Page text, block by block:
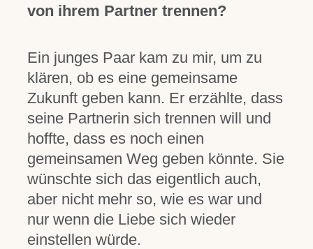
von ihrem Partner trennen?
Ein junges Paar kam zu mir, um zu
klären, ob es eine gemeinsame
Zukunft geben kann. Er erzählte, dass
seine Partnerin sich trennen will und
hoffte, dass es noch einen
gemeinsamen Weg geben könnte. Sie
wünschte sich das eigentlich auch,
aber nicht mehr so, wie es war und
nur wenn die Liebe sich wieder
einstellen würde.